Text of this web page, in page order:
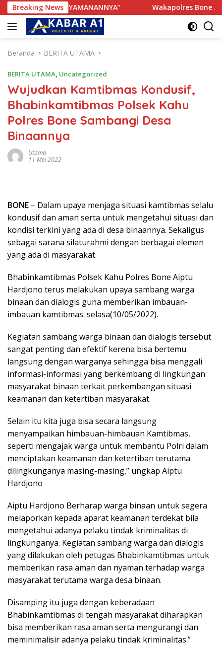
Langsung
ke
konten
Breaking News
KENYAMANANNYA” Wakapolres Bone Apresiasi
Beranda BERITA UTAMA
BERITA UTAMA, Uncategorized
Wujudkan Kamtibmas Kondusif,
Bhabinkamtibmas Polsek Kahu
Polres Bone Sambangi Desa
Binaannya
Utama
11 Mei 2022
BONE – Dalam upaya menjaga situasi kamtibmas selalu
kondusif dan aman serta untuk mengetahui situasi dan
kondisi terkini yang ada di desa binaannya. Sekaligus
sebagai sarana silaturahmi dengan berbagai elemen
yang ada di masyarakat.
Bhabinkamtibmas Polsek Kahu Polres Bone Aiptu
Hardjono terus melakukan upaya sambang warga
binaan dan dialogis guna memberikan imbauan-
imbauan kamtibmas. selasa(10/05/2022).
Kegiatan sambang warga binaan dan dialogis tersebut
sangat penting dan efektif kerena bisa bertemu
langsung dengan warganya sehingga bisa menggali
informasi-informasi yang berkembang di lingkungan
masyarakat binaan terkait perkembangan situasi
keamanan dan ketertiban masyarakat.
Selain itu kita juga bisa secara langsung
menyampaikan himbauan-himbauan Kamtibmas,
seperti mengajak warga untuk membantu Polri dalam
menciptakan keamanan dan ketertiban terutama
dilingkunganya masing-masing,” ungkap Aiptu
Hardjono
Aiptu Hardjono Berharap warga binaan untuk segera
melaporkan kepada aparat keamanan terdekat bila
mengetahui adanya pelaku tindak kriminalitas di
lingkunganya. Kegiatan sambang warga dan dialogis
yang dilakukan oleh petugas Bhabinkamtibmas untuk
memberikan rasa aman dan nyaman terhadap warga
masyarakat terutama warga desa binaan.
Disamping itu juga dengan keberadaan
Bhabinkamtibmas di tengah masyarakat diharapkan
bisa memberikan rasa aman serta mengurangi dan
meminimalisir adanya pelaku tindak kriminalitas.”